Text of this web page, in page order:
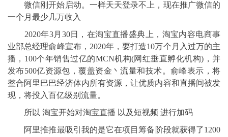
微信刚开始启动。一样天天登录不上，现在推广微信的
一个月最少几万收入
2020年3月30日，在淘宝直播盛典上，淘宝内容电商事
业部总经理俞峰宣布，2020年，要打造10万个月入过万的主
播，100个年销售过亿的MCN机构(网红垂直孵化机构)，并
发布500亿资源包，覆盖资金丶流量和技术。俞峰表示，将
整合阿里巴巴经济体内所有资源，让优质内容和直播间被发
现，将投入百亿级别流量。
所以 淘宝开始对淘宝直播 以及短视频 进行加码
阿里推推最吸引我的是它在项目筹备阶段就获得了1200